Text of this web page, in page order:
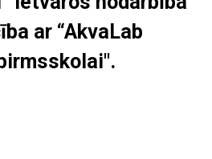
ar “AkvaLab